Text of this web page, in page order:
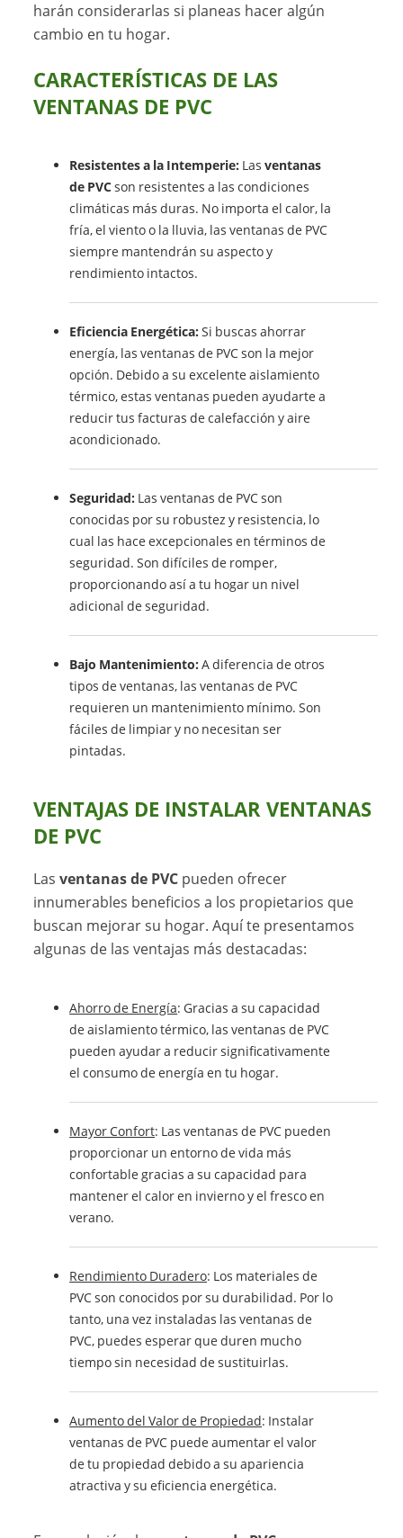
harán considerarlas si planeas hacer algún
cambio en tu hogar.
CARACTERÍSTICAS DE LAS
VENTANAS DE PVC
Resistentes a la Intemperie: Lasventanas
de PVCson resistentes a las condiciones
climáticas más duras. No importa el calor, la
fría, el viento o la lluvia, las ventanas de PVC
siempre mantendrán su aspecto y
rendimiento intactos.
Eficiencia Energética: Si buscas ahorrar
energía, las ventanas de PVC son la mejor
opción. Debido a su excelente aislamiento
térmico, estas ventanas pueden ayudarte a
reducir tus facturas de calefacción y aire
acondicionado.
Seguridad: Las ventanas de PVC son
conocidas por su robustez y resistencia, lo
cual las hace excepcionales en términos de
seguridad. Son difíciles de romper,
proporcionando así a tu hogar un nivel
adicional de seguridad.
Bajo Mantenimiento: A diferencia de otros
tipos de ventanas, las ventanas de PVC
requieren un mantenimiento mínimo. Son
fáciles de limpiar y no necesitan ser
pintadas.
VENTAJAS DE INSTALAR VENTANAS
DE PVC
Lasventanas de PVC pueden ofrecer
innumerables beneficios a los propietarios que
buscan mejorar su hogar. Aquí te presentamos
algunas de las ventajas más destacadas:
Ahorro de Energía: Gracias a su capacidad
de aislamiento térmico, las ventanas de PVC
pueden ayudar a reducir significativamente
el consumo de energía en tu hogar.
Mayor Confort: Las ventanas de PVC pueden
proporcionar un entorno de vida más
confortable gracias a su capacidad para
mantener el calor en invierno y el fresco en
verano.
Rendimiento Duradero: Los materiales de
PVC son conocidos por su durabilidad. Por lo
tanto, una vez instaladas las ventanas de
PVC, puedes esperar que duren mucho
tiempo sin necesidad de sustituirlas.
Aumento del Valor de Propiedad: Instalar
ventanas de PVC puede aumentar el valor
de tu propiedad debido a su apariencia
atractiva y su eficiencia energética.